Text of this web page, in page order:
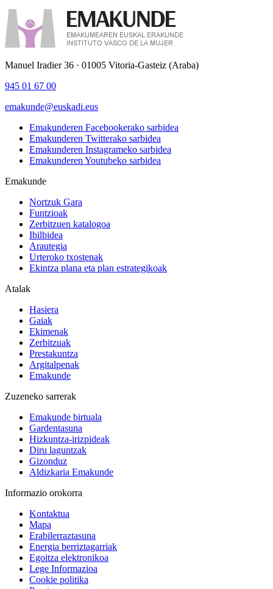
Manuel Iradier 36 · 01005 Vitoria-Gasteiz (Araba)
945 01 67 00
emakunde@euskadi.eus
Emakunderen Facebookerako sarbidea
Emakunderen Twitterako sarbidea
Emakunderen Instagrameko sarbidea
Emakunderen Youtubeko sarbidea
Emakunde
Nortzuk Gara
Funtzioak
Zerbitzuen katalogoa
Ibilbidea
Arautegia
Urteroko txostenak
Ekintza plana eta plan estrategikoak
Atalak
Hasiera
Gaiak
Ekimenak
Zerbitzuak
Prestakuntza
Argitalpenak
Emakunde
Zuzeneko sarrerak
Emakunde birtuala
Gardentasuna
Hizkuntza-irizpideak
Diru laguntzak
Gizonduz
Aldizkaria Emakunde
Informazio orokorra
Kontaktua
Mapa
Erabilerraztasuna
Energia berriztagarriak
Egoitza elektronikoa
Lege Informazioa
Cookie politika